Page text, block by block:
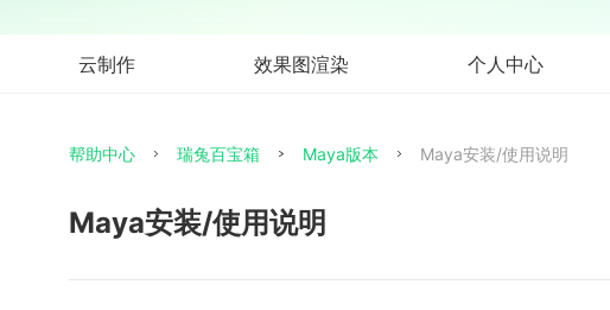
云制作 效果图渲染 个人中心
帮助中心 瑞兔百宝箱 Maya版本 Maya安装/使用说明
Maya安装/使用说明